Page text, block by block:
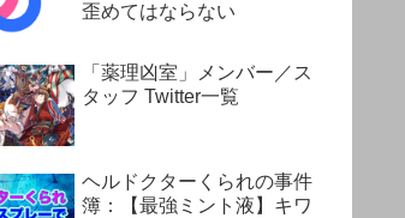
歪めてはならない
「薬理凶室」メンバー／ス
タッフ Twitter一覧
ヘルドクターくられの事件
簿：【最強ミント液】キワ